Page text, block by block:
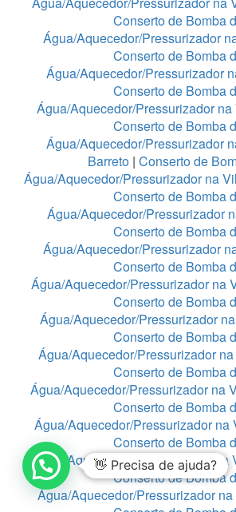
Conserto de Bomba
Água/Aquecedor/Pressurizador
Conserto de Bomba
Água/Aquecedor/Pressurizador
Conserto de Bomba
Água/Aquecedor/Pressurizador
Conserto de Bomba
Água/Aquecedor/Pressurizador
Barreto | Conserto de
Água/Aquecedor/Pressurizador na
Conserto de Bomba
Água/Aquecedor/Pressurizador
Conserto de Bomba
Água/Aquecedor/Pressurizador
Conserto de Bomba
Água/Aquecedor/Pressurizador na
Conserto de Bomba
Água/Aquecedor/Pressurizador
Conserto de Bomba
Água/Aquecedor/Pressurizador
Conserto de Bomba
Água/Aquecedor/Pressurizador na
Conserto de Bomba
Água/Aquecedor/Pressurizador na
Conserto de Bomba
Água/Aquecedor/Pressurizador na
Conserto de Bomba
Água/Aquecedor/Pressurizador
👋 Precisa de ajuda?